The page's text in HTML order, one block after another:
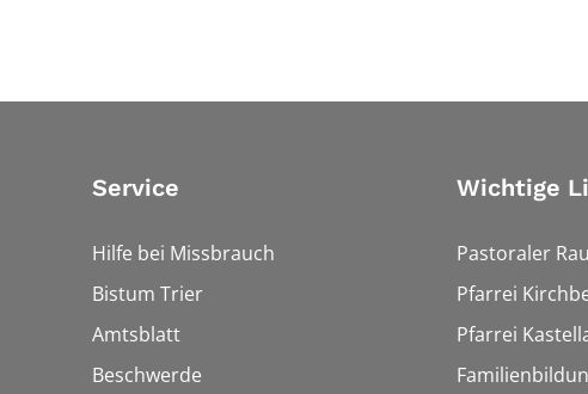
Service
Hilfe bei Missbrauch
Bistum Trier
Amtsblatt
Beschwerde
Wichtige
Pastoraler
Pfarrei
Pfarrei